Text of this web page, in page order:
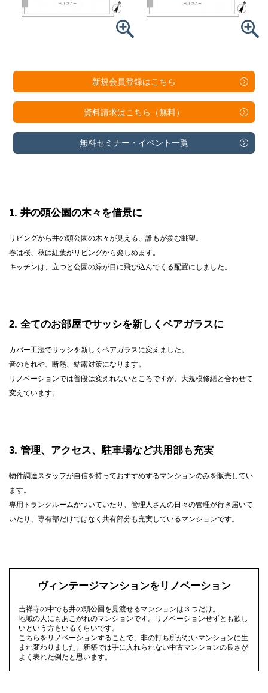
新規会員登録はこちら
資料請求はこちら（無料）
無料セミナー・ イベント一覧
1 井の頭公園の木々を借景に
リビングから井の頭公園の木々が見える、誰もが羨む眺望。
春は桜、秋は紅葉がリビングから楽しめます。
キッチンは、立つと公園の緑が目に飛び込んでくる配置にしました。
2 全てのお部屋でサッシを新しくペアガラスに
カバー工法でサッシを新しくペアガラスに変えました。
音のもれや、断熱、結露対策になります。
リノベーションでは普段は変えれないところですが、大規模修繕と合わせて
変えています。
3 管理、アクセス、駐車場など共用部も充実
物件調達スタッフが自信を持っておすすめするマンションのみを販売してい
ます。
専用トランクルームがついていたり、管理人さんの日々の管理が行き届いて
いたり、専有部だけではなく共有部分も充実しているマンションです。
ヴィンテージマンションをリノベーション
吉祥寺の中でも井の頭公園を見渡せるマンションは３つだけ。
地域の人にもあこがれのマンションです。リノベーションせずとも欲し
いという方もいるくらいです。
こちらをリノベーションすることで、非の打ち所がないマンションに生
まれ変わりました。新築では手に入れられない中古マンションの良さが
よく表れた例だと思います。